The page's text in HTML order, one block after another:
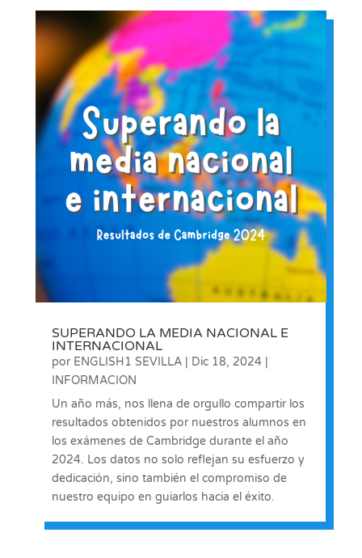
SUPERANDO LA MEDIA NACIONAL E
INTERNACIONAL
por ENGLISH1 SEVILLA| Dic 18, 2024|
INFORMACION
Un año más, nos llena de orgullo compartir los
resultados obtenidos por nuestros alumnos en
los exámenes de Cambridge durante el año
2024. Los datos no solo reflejan su esfuerzo y
dedicación, sino también el compromiso de
nuestro equipo en guiarlos hacia el éxito.